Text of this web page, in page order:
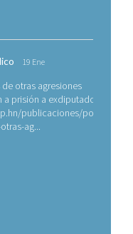
19 Ene
otras agresiones
a prisión a exdiputado
publicaciones/por-
ag...